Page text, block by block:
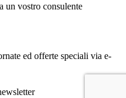
un vostro consulente
ed offerte speciali via e-